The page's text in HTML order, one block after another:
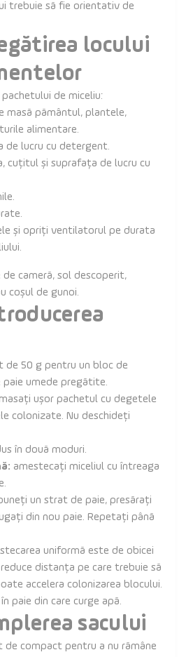
trebuie să fie orientativ de
locului
de miceliu:
masă pământul, plantele,
alimentare.
de lucru cu detergent.
cuțitul și suprafața de lucru cu
și opriți ventilatorul pe durata
cameră, sol descoperit,
coșul de gunoi.
de 50 g pentru un bloc de
paie umede pregătite.
ușor pachetul cu degetele
colonizate. Nu deschideți
în două moduri.
amestecați miceliul cu întreaga
un strat de paie, presărați
din nou paie. Repetați până
uniformă este de obicei
distanța pe care trebuie să
accelera colonizarea blocului.
paie din care curge apă.
sacului
de compact pentru a nu rămâne